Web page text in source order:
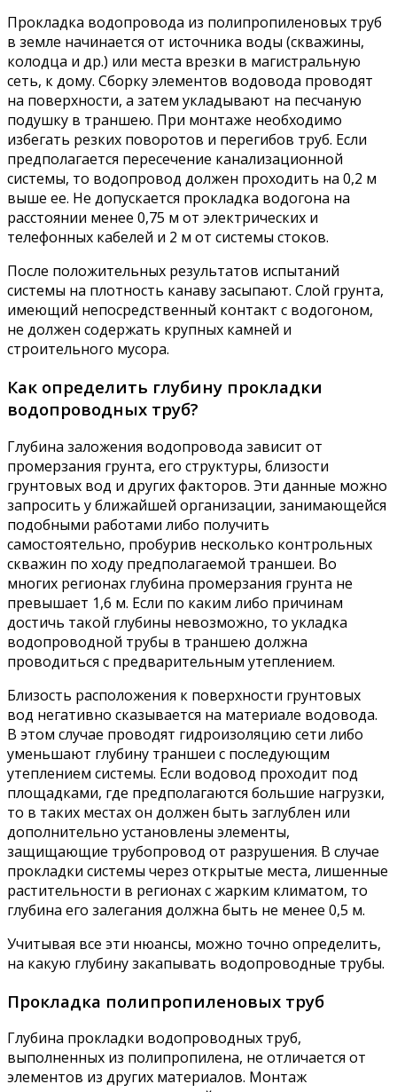
Прокладка водопровода из полипропиленовых труб
в земле начинается от источника воды (скважины,
колодца и др.) или места врезки в магистральную
сеть, к дому. Сборку элементов водовода проводят
на поверхности, а затем укладывают на песчаную
подушку в траншею. При монтаже необходимо
избегать резких поворотов и перегибов труб. Если
предполагается пересечение канализационной
системы, то водопровод должен проходить на 0,2 м
выше ее. Не допускается прокладка водогона на
расстоянии менее 0,75 м от электрических и
телефонных кабелей и 2 м от системы стоков.
После положительных результатов испытаний
системы на плотность канаву засыпают. Слой грунта,
имеющий непосредственный контакт с водогоном,
не должен содержать крупных камней и
строительного мусора.
Как определить глубину прокладки
водопроводных труб?
Глубина заложения водопровода зависит от
промерзания грунта, его структуры, близости
грунтовых вод и других факторов. Эти данные можно
запросить у ближайшей организации, занимающейся
подобными работами либо получить
самостоятельно, пробурив несколько контрольных
скважин по ходу предполагаемой траншеи. Во
многих регионах глубина промерзания грунта не
превышает 1,6 м. Если по каким либо причинам
достичь такой глубины невозможно, то укладка
водопроводной трубы в траншею должна
проводиться с предварительным утеплением.
Близость расположения к поверхности грунтовых
вод негативно сказывается на материале водовода.
В этом случае проводят гидроизоляцию сети либо
уменьшают глубину траншеи с последующим
утеплением системы. Если водовод проходит под
площадками, где предполагаются большие нагрузки,
то в таких местах он должен быть заглублен или
дополнительно установлены элементы,
защищающие трубопровод от разрушения. В случае
прокладки системы через открытые места, лишенные
растительности в регионах с жарким климатом, то
глубина его залегания должна быть не менее 0,5 м.
Учитывая все эти нюансы, можно точно определить,
на какую глубину закапывать водопроводные трубы.
Прокладка полипропиленовых труб
Глубина прокладки водопроводных труб,
выполненных из полипропилена, не отличается от
элементов из других материалов. Монтаж